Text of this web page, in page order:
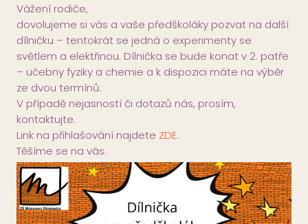
Vážení rodiče,
dovolujeme si vás a vaše předškoláky pozvat na další
dílničku – tentokrát se jedná o experimenty se
světlem a elektřinou. Dílnička se bude konat v 2. patře
– učebny fyziky a chemie a k dispozici máte na výběr
ze dvou termínů.
V případě nejasností či dotazů nás, prosím,
kontaktujte.
Link na přihlašování najdete ZDE.
Těšíme se na vás.